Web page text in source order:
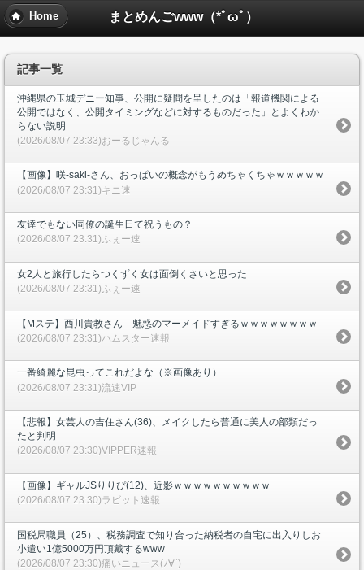
まとめんごwww（*ﾟωﾟ）
Home
記事一覧
沖縄県の玉城デニー知事、公開に疑問を呈したのは「報道機関による
公開ではなく、公開タイミングなどに対するものだった」とよくわか
らない説明
(2026/08/07 23:33)おーるじゃんる
【画像】咲-saki-さん、おっぱいの概念がもうめちゃくちゃｗｗｗｗｗ
(2026/08/07 23:31)キニ速
友達でもない同僚の誕生日て祝うもの？
(2026/08/07 23:31)ふぇー速
女2人と旅行したらつくずく女は面倒くさいと思った
(2026/08/07 23:31)ふぇー速
【Mステ】西川貴教さん 魅惑のマーメイドすぎるｗｗｗｗｗｗｗｗ
(2026/08/07 23:31)ハムスター速報
一番綺麗な昆虫ってこれだよな（※画像あり）
(2026/08/07 23:31)流速VIP
【悲報】女芸人の吉住さん(36)、メイクしたら普通に美人の部類だっ
たと判明
(2026/08/07 23:30)VIPPER速報
【画像】ギャルJSりりぴ(12)、近影ｗｗｗｗｗｗｗｗｗｗ
(2026/08/07 23:30)ラビット速報
国税局職員（25）、税務調査で知り合った納税者の自宅に出入りしお
小遣い1億5000万円頂戴するwww
(2026/08/07 23:30)痛いニュース(ﾉ∀`)